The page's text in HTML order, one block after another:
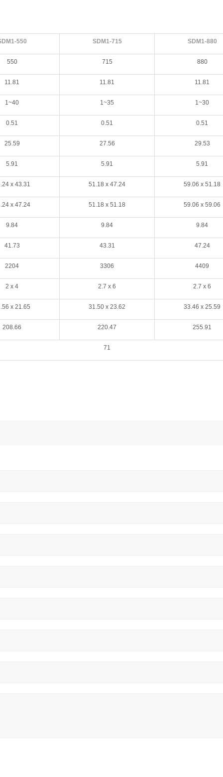
550 SDM1-715 SDM1-880
550 715 880
11.81 11.81 11.81
1~40 1~35 1~30
0.51 0.51 0.51
25.59 27.56 29.53
5.91 5.91 5.91
x 43.31 51.18 x 47.24 59.06 x 51.18
x 47.24 51.18 x 51.18 59.06 x 59.06
9.84 9.84 9.84
41.73 43.31 47.24
2204 3306 4409
2 x 4 2.7 x 6 2.7 x 6
x 21.65 31.50 x 23.62 33.46 x 25.59
208.66 220.47 255.91
71